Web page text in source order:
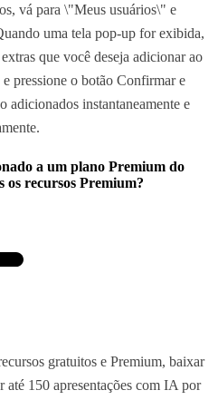
vá para \"Meus usuários\" e
uma tela pop-up for exibida,
que você deseja adicionar ao
pressione o botão Confirmar e
adicionados instantaneamente e
a um plano Premium do
os recursos Premium?
gratuitos e Premium, baixar
até 150 apresentações com IA por